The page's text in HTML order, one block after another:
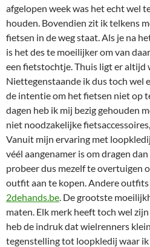
afgelopen week was het echt wel
houden. Bovendien zit ik telkens
fietsen in de weg staat. Als je na
is het des te moeilijker om van
een fietstochtje. Thuis ligt er altijd
Niettegenstaande ik dus toch wel
de intentie om het fietsen niet op
dagen heb ik mij bezig gehouden
niet noodzakelijke
Vanuit mijn ervaring met
véél aangenamer is om dragen
probeer dus mezelf te overtuigen
outfit aan te kopen. Andere
2dehands.be. De grootste
maten. Elk merk heeft toch wel
heb de indruk dat wielrenners
tegenstelling tot loopkledij waar ik